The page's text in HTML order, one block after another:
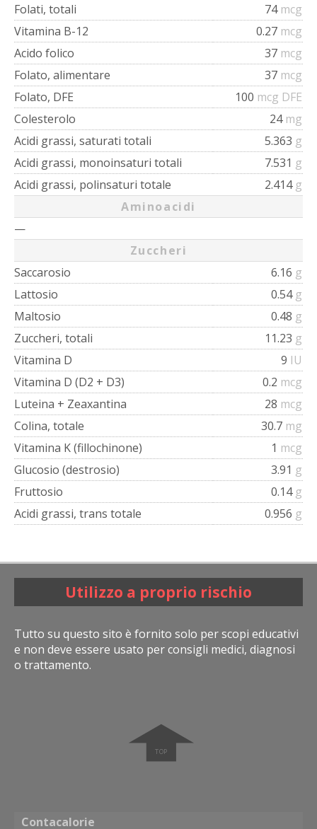
Folati, totali
74 mcg
Vitamina B-12
0.27 mcg
Acido folico
37 mcg
Folato, alimentare
37 mcg
Folato, DFE
100 mcg DFE
Colesterolo
24 mg
Acidi grassi, saturati totali
5.363 g
Acidi grassi, monoinsaturi totali
7.531 g
Acidi grassi, polinsaturi totale
2.414 g
Aminoacidi
—
Zuccheri
Saccarosio
6.16 g
Lattosio
0.54 g
Maltosio
0.48 g
Zuccheri, totali
11.23 g
Vitamina D
9 IU
Vitamina D (D2 + D3)
0.2 mcg
Luteina + Zeaxantina
28 mcg
Colina, totale
30.7 mg
Vitamina K (fillochinone)
1 mcg
Glucosio (destrosio)
3.91 g
Fruttosio
0.14 g
Acidi grassi, trans totale
0.956 g
Utilizzo a proprio rischio
Tutto su questo sito è fornito solo per scopi educativi
e non deve essere usato per consigli medici, diagnosi
o trattamento.
➧
Contacalorie